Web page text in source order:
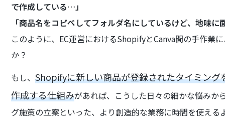
で作成している…」
「商品名をコピペしてフォルダ名にしているけど、地味
このように、EC運営におけるShopifyとCanva間の手作業
か？
もし、Shopifyに新しい商品が登録されたタイミン
作成する仕組みがあれば、こうした日々の細かな悩みか
グ施策の立案といった、より創造的な業務に時間を使える